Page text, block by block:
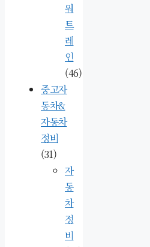
워
트
레
인
(46)
중고자
동차&
자동차
정비
(31)
자
동
차
정
비